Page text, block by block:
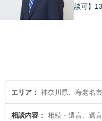
談可】
エリア 神奈川県、海老名市
相談内容 相続・遺言、遺